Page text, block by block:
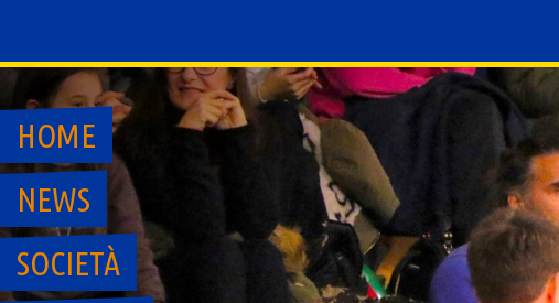
content
HOME
NEWS
SOCIETÀ